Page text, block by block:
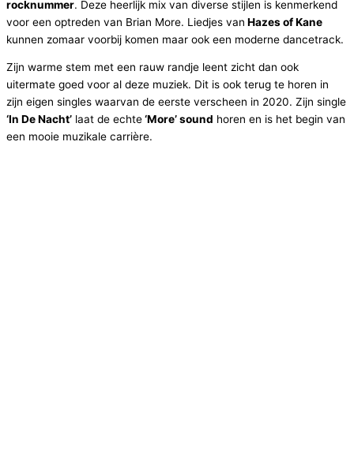
rocknummer. Deze heerlijk mix van diverse stijlen is kenmerkend
voor een optreden van Brian More. Liedjes van Hazes of Kane
kunnen zomaar voorbij komen maar ook een moderne dancetrack.
Zijn warme stem met een rauw randje leent zicht dan ook
uitermate goed voor al deze muziek. Dit is ook terug te horen in
zijn eigen singles waarvan de eerste verscheen in 2020. Zijn single
‘In De Nacht’ laat de echte‘More’ sound horen en is het begin van
een mooie muzikale carrière.